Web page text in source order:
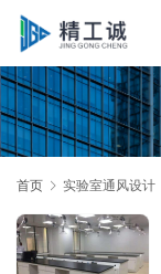
首页 实验室通风设计